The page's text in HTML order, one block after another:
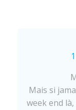
Mais si
week end